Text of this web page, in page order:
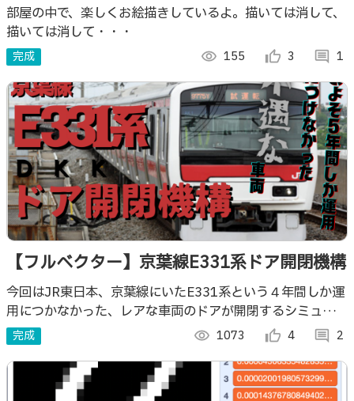
部屋の中で、楽しくお絵描きしているよ。描いては消して、
描いては消して・・・
完成 visibility 155 thumb_up_alt 3 comment 1
【フルベクター】京葉線E331系ドア開閉機構
今回はJR東日本、京葉線にいたE331系という４年間しか運
用につかなかった、レアな車両のドアが開閉するシミュレー
ターを製作しました。
完成 visibility 1073 thumb_up_alt 4 comment 2